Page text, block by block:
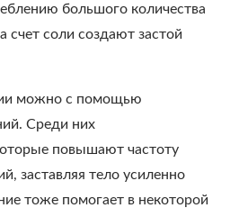
большого количества
счет соли создают застой
можно с помощью
Среди них
повышают частоту
заставляя тело усиленно
тоже помогает в некоторой